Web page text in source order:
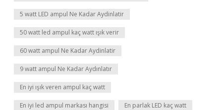
5 watt LED ampul Ne Kadar Aydinlatir
50 watt led ampul kaç watt ışık verir
60 watt ampul Ne Kadar Aydinlatir
9 watt ampul Ne Kadar Aydınlatır
En iyi ışık veren ampul kaç watt
En iyi led ampul markası hangisi En parlak LED kaç watt